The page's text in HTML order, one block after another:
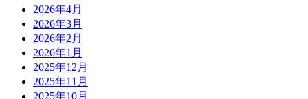
2026年4月
2026年3月
2026年2月
2026年1月
2025年12月
2025年11月
2025年10月